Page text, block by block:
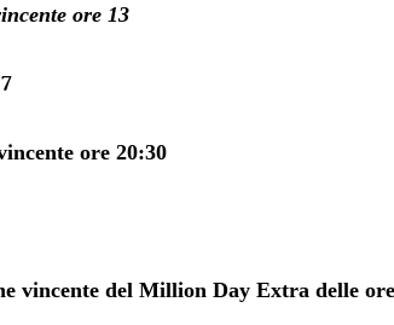
ore 13
ore 20:30
vincente del Million Day Extra delle